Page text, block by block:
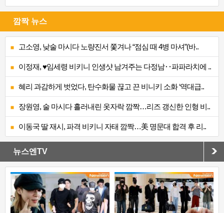
깜짝 뉴스
고소영, 낮술 마시다 노량진서 쫓겨나 “점심 때 4병 마셔”(바..
이정재, ♥임세령 비키니 인생샷 남겨주는 다정남‥파파라치에 ..
혜리 과감하게 벗었다, 탄수화물 끊고 끈 비니키 소화 ‘역대급..
장원영, 술 마시다 흘러내린 옷자락 깜짝…리즈 갱신한 인형 비..
이동국 딸 재시, 파격 비키니 자태 깜짝…美 명문대 합격 후 리..
뉴스엔TV